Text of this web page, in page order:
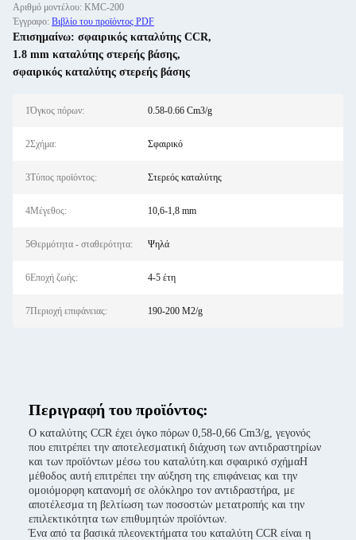
Αριθμό μοντέλου: KMC-200
Έγγραφο: Βιβλίο του προϊόντος PDF
Επισημαίνω: σφαιρικός καταλύτης CCR,
1.8 mm καταλύτης στερεής βάσης,
σφαιρικός καταλύτης στερεής βάσης
1Όγκος πόρων: 0.58-0.66 Cm3/g
2Σχήμα: Σφαιρικό
3Τύπος προϊόντος: Στερεός καταλύτης
4Μέγεθος: 10,6-1,8 mm
5Θερμότητα - σταθερότητα: Ψηλά
6Εποχή ζωής: 4-5 έτη
7Περιοχή επιφάνειας: 190-200 M2/g
Περιγραφή του προϊόντος:
Ο καταλύτης CCR έχει όγκο πόρων 0,58-0,66 Cm3/g, γεγονός
που επιτρέπει την αποτελεσματική διάχυση των αντιδραστηρίων
και των προϊόντων μέσω του καταλύτη.και σφαιρικό σχήμαΗ
μέθοδος αυτή επιτρέπει την αύξηση της επιφάνειας και την
ομοιόμορφη κατανομή σε ολόκληρο τον αντιδραστήρα, με
αποτέλεσμα τη βελτίωση των ποσοστών μετατροπής και την
επιλεκτικότητα των επιθυμητών προϊόντων.
Ένα από τα βασικά πλεονεκτήματα του καταλύτη CCR είναι η